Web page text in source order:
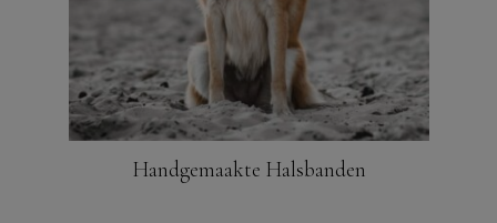
Handgemaakte Halsbanden